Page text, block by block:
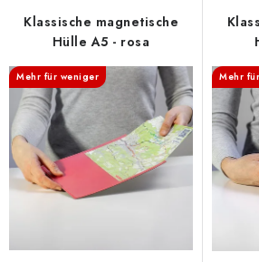
Klassische magnetische
Hülle A5 - rosa
Mehr für weniger Mehr